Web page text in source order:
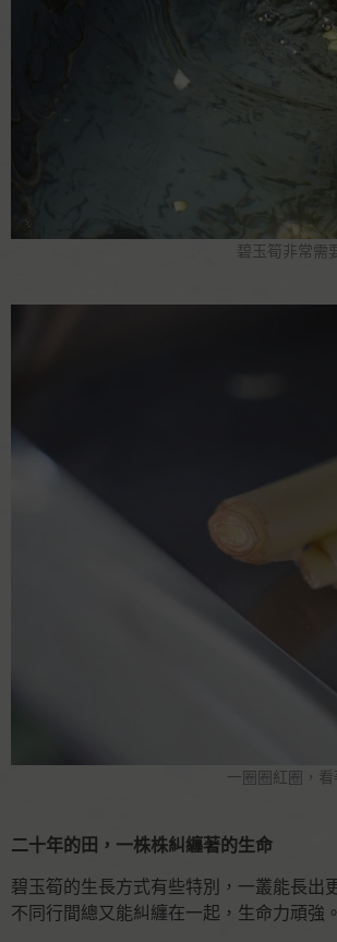
碧玉筍非常需
一圈圈紅圈，
二十年的田，一株株糾纏著的生命
碧玉筍的生長方式有些特別，一叢能長出
不同行間總又能糾纏在一起，生命力頑強。